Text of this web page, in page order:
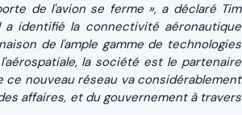
de l'avion se ferme », a déclaré Tim
identifié la connectivité aéronautique
de l'ample gamme de technologies
la société est le partenaire
ce nouveau réseau va considérablement
affaires, et du gouvernement à travers